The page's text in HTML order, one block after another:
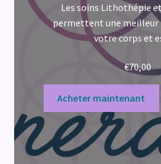
Les soins Lithothépie
permettent une meilleur
votre corps et
€70,00
Acheter maintenant